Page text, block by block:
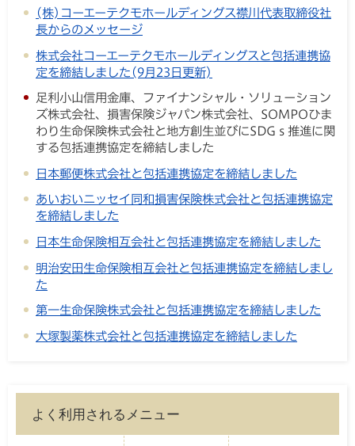
(株)コーエーテクモホールディングス襟川代表取締役社
長からのメッセージ
株式会社コーエーテクモホールディングスと包括連携協
定を締結しました(9月23日更新)
足利小山信用金庫、ファイナンシャル・ソリューション
ズ株式会社、損害保険ジャパン株式会社、SOMPOひま
わり生命保険株式会社と地方創生並びにSDGｓ推進に関
する包括連携協定を締結しました
日本郵便株式会社と包括連携協定を締結しました
あいおいニッセイ同和損害保険株式会社と包括連携協定
を締結しました
日本生命保険相互会社と包括連携協定を締結しました
明治安田生命保険相互会社と包括連携協定を締結しまし
た
第一生命保険株式会社と包括連携協定を締結しました
大塚製薬株式会社と包括連携協定を締結しました
よく利用されるメニュー